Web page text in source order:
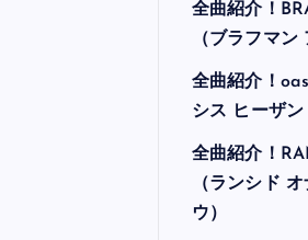
全曲紹介！
（ブラフマン
全曲紹介！
シス ヒーザン
全曲紹介！
（ランシド
ウ）